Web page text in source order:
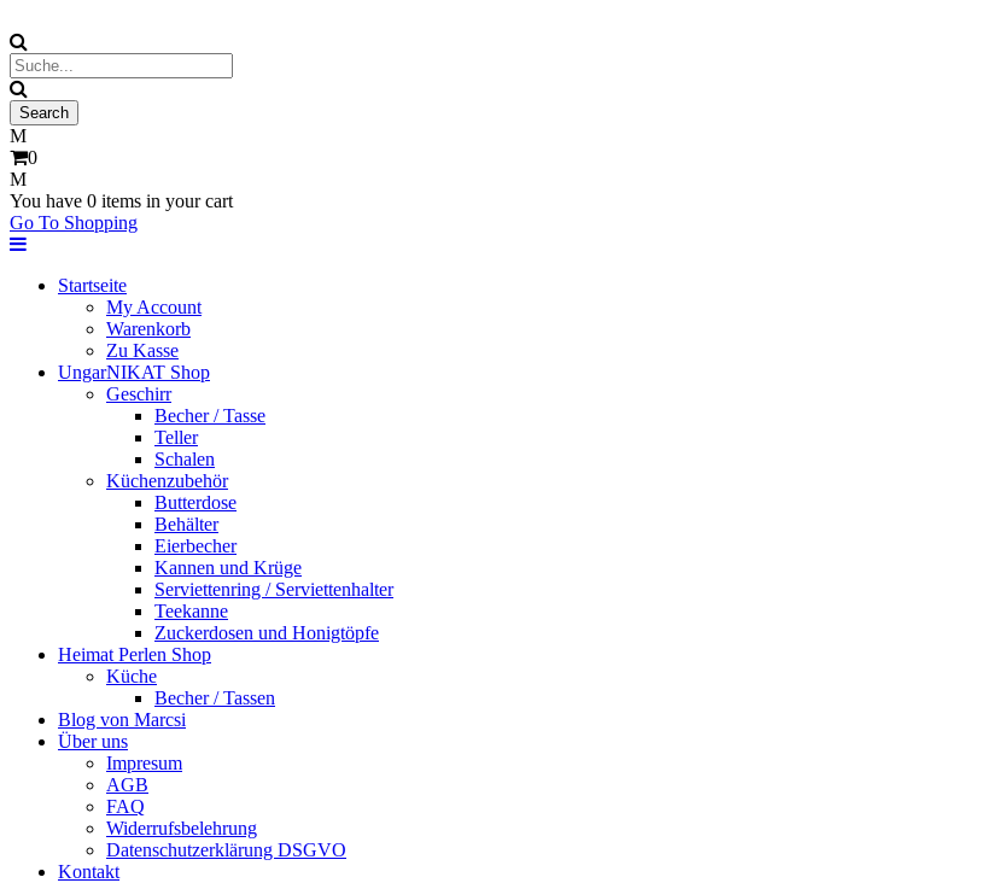
0
You have 0 items in your cart
Go To Shopping
Startseite
My Account
Warenkorb
Zu Kasse
UngarNIKAT Shop
Geschirr
Becher / Tasse
Teller
Schalen
Küchenzubehör
Butterdose
Behälter
Eierbecher
Kannen und Krüge
Serviettenring / Serviettenhalter
Teekanne
Zuckerdosen und Honigtöpfe
Heimat Perlen Shop
Küche
Becher / Tassen
Blog von Marcsi
Über uns
Impresum
AGB
FAQ
Widerrufsbelehrung
Datenschutzerklärung DSGVO
Kontakt